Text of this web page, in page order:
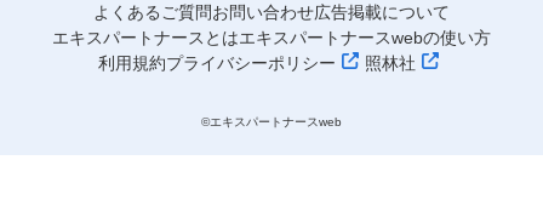
よくあるご質問お問い合わせ広告掲載について
エキスパートナースとはエキスパートナースwebの使い方
利用規約プライバシーポリシー 照林社
©︎エキスパートナースweb